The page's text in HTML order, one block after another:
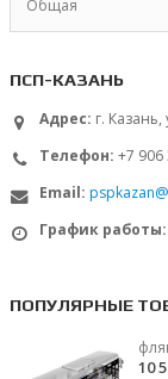
Общая
ПСП-КАЗАНЬ
Адрес: г.
Телефон: +7 906
Email:
График работы:
ПОПУЛЯРНЫЕ
10